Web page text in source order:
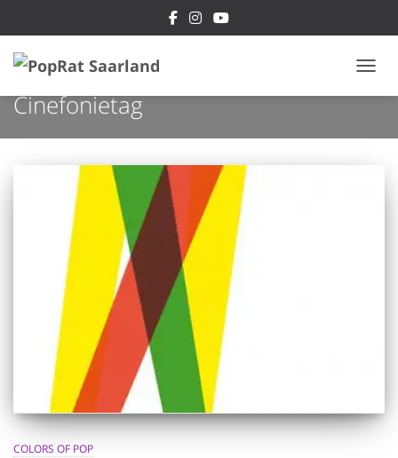
Cinefonietag
COLORS OF POP